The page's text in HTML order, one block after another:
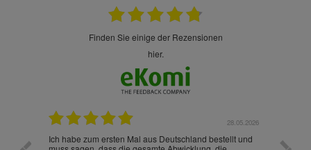
finden Sie einige der Rezensionen
hier.
28.05.2026
Ich habe zum ersten Mal aus Deutschland bestellt und
Die